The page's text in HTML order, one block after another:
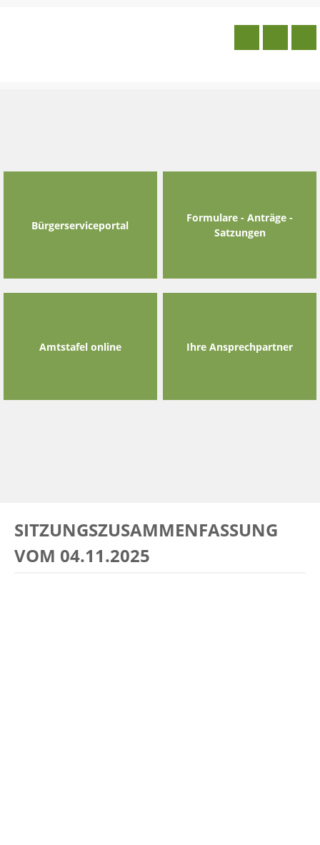
Bürgerserviceportal
Formulare - Anträge -
Satzungen
Amtstafel online Ihre Ansprechpartner
SITZUNGSZUSAMMENFASSUNG
VOM 04.11.2025